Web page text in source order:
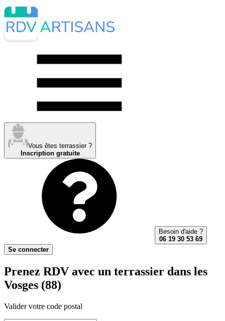
Vous êtes terrassier ?
Inscription gratuite
Besoin d'aide ?
06 19 30 53 69
Se connecter
Prenez RDV avec un terrassier dans les
Vosges (88)
Valider votre code postal